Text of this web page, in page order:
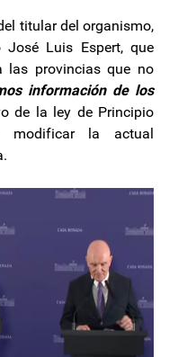
titular del organismo,
Luis Espert, que
las provincias que no
información de los
de la ley de Principio
modificar la actual